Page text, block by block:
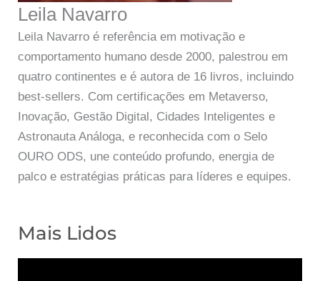
Leila Navarro
Leila Navarro é referência em motivação e
comportamento humano desde 2000, palestrou em
quatro continentes e é autora de 16 livros, incluindo
best-sellers. Com certificações em Metaverso,
Inovação, Gestão Digital, Cidades Inteligentes e
Astronauta Análoga, e reconhecida com o Selo
OURO ODS, une conteúdo profundo, energia de
palco e estratégias práticas para líderes e equipes.
Mais Lidos